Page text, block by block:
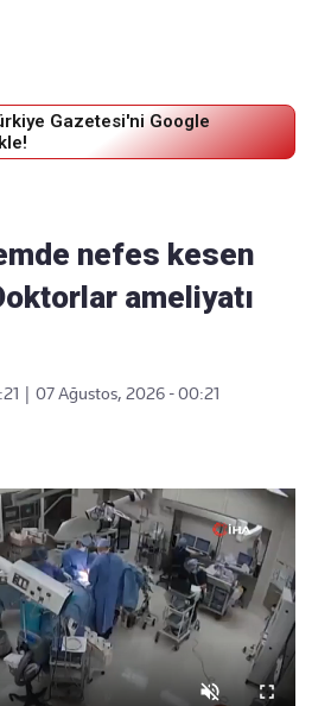
Gazetesi'ni Google
nefes kesen
ameliyatı
07 Ağustos, 2026 - 00:21